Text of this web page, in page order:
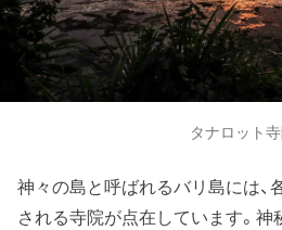
タナロット
神々の島と呼ばれるバリ島には、
される寺院が点在しています。神